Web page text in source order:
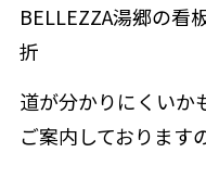
BELLEZZA湯郷の看
折
道が分かりにくいか
ご案内しております